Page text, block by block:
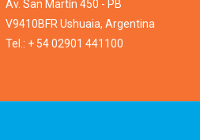
Av. San Martín 450 - PB
V9410BFR Ushuaia, Argentina
Tel.: + 54 02901 441100